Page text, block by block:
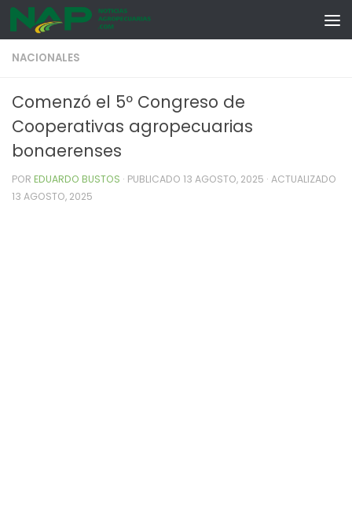
Skip to content
NACIONALES
Comenzó el 5º Congreso de
Cooperativas agropecuarias
bonaerenses
POR EDUARDO BUSTOS · PUBLICADO 13 AGOSTO, 2025 · ACTUALIZADO
13 AGOSTO, 2025